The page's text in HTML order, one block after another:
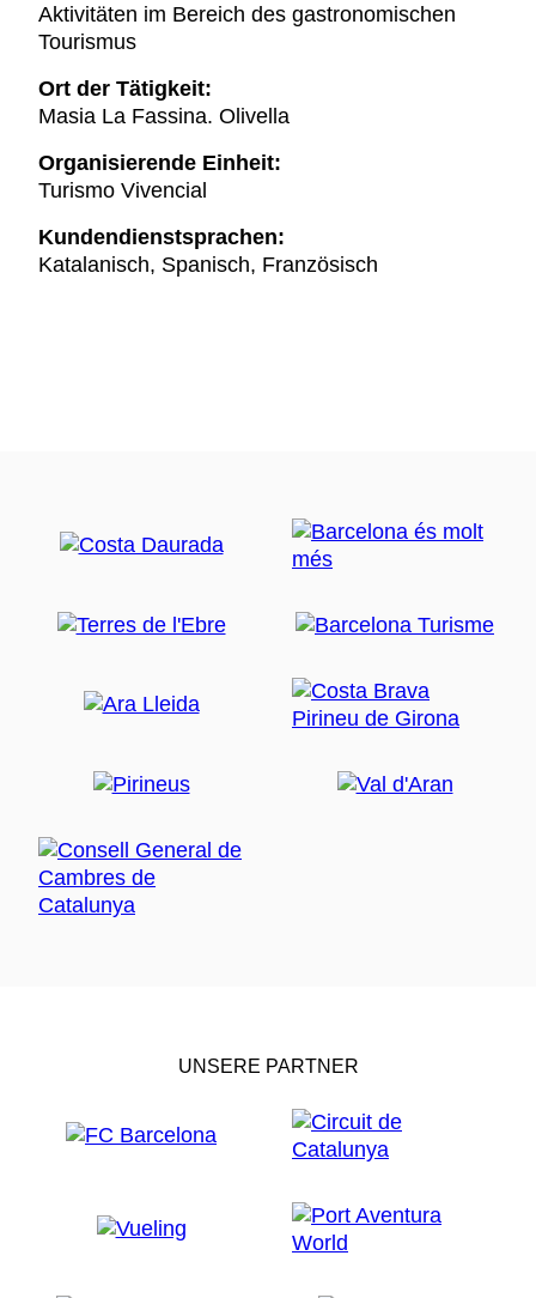
Aktivitäten im Bereich des gastronomischen
Tourismus
Ort der Tätigkeit:
Masia La Fassina. Olivella
Organisierende Einheit:
Turismo Vivencial
Kundendienstsprachen:
Katalanisch, Spanisch, Französisch
UNSERE PARTNER